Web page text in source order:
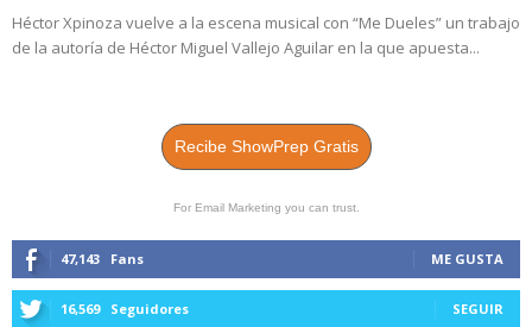
Héctor Xpinoza vuelve a la escena musical con “Me Dueles” un trabajo
de la autoría de Héctor Miguel Vallejo Aguilar en la que apuesta...
Recibe ShowPrep Gratis
For Email Marketing you can trust.
47,143 Fans ME GUSTA
16,569 Seguidores SEGUIR